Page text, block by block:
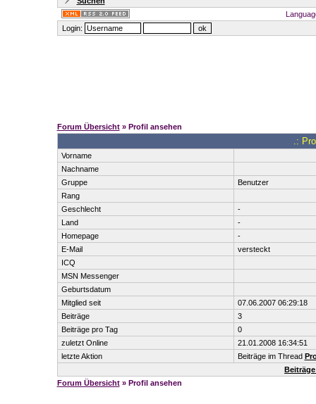
Login:
Forum Übersicht» Profil ansehen
.:
Vorname
Nachname
Gruppe
Benutzer
Rang
Geschlecht
-
Land
-
Homepage
-
E-Mail
versteckt
ICQ
MSN Messenger
Geburtsdatum
Mitglied seit
07.06.2007 06:29:18
Beiträge
3
Beiträge pro Tag
0
zuletzt Online
21.01.2008 16:34:51
letzte Aktion
Beiträge im Thread
Forum Übersicht» Profil ansehen